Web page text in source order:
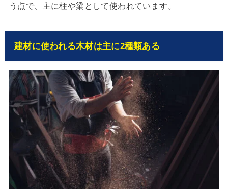
う点で、主に柱や梁として使われています。
建材に使われる木材は主に2種類ある